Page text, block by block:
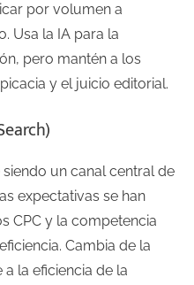
por volumen a
Usa la IA para la
pero mantén a los
y el juicio editorial.
un canal central de
expectativas se han
CPC y la competencia
Cambia de la
la eficiencia de la